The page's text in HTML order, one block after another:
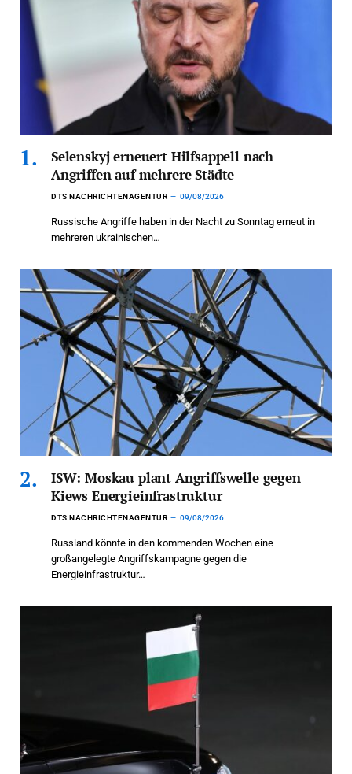
Selenskyj erneuert Hilfsappell nach
Angriffen auf mehrere Städte
DTS NACHRICHTENAGENTUR 09/08/2026
Russische Angriffe haben in der Nacht zu Sonntag erneut in
mehreren ukrainischen…
ISW: Moskau plant Angriffswelle gegen
Kiews Energieinfrastruktur
DTS NACHRICHTENAGENTUR 09/08/2026
Russland könnte in den kommenden Wochen eine
großangelegte Angriffskampagne gegen die
Energieinfrastruktur…